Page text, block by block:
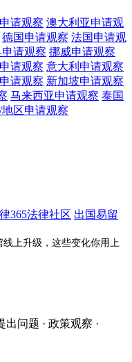
申请观察 澳大利亚申请观
德国申请观察 法国申请观
申请观察 挪威申请观察
申请观察 意大利 申请观察
申请观察 新加坡申请观察
马来西亚申请观察 泰国
区申请观察
365法律社区 出国易留
线上升级，这些变化你用上
出问题 · 政策观察 ·